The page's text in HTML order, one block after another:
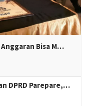
Bisa M…
DPRD Parepare,…